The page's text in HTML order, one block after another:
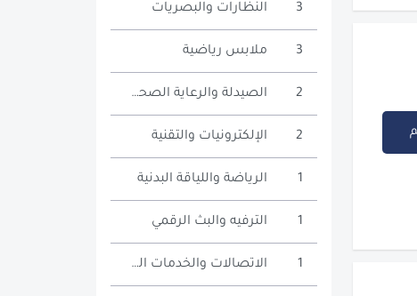
النظارات والبصريات 3
ملابس رياضية 3
الصيدلة والرعاية الصحية 2
الإلكترونيات والتقنية 2
الرياضة واللياقة البدنية 1
الترفيه والبث الرقمي 1
الاتصالات والخدمات الرقمية 1